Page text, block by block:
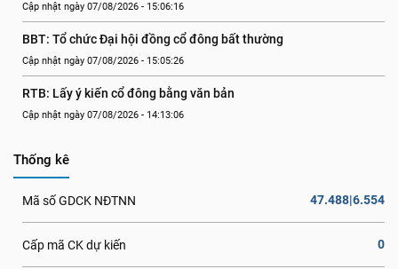
Cập nhật ngày 07/08/2026 - 15:06:16
BBT: Tổ chức Đại hội đồng cổ đông bất thường
Cập nhật ngày 07/08/2026 - 15:05:26
RTB: Lấy ý kiến cổ đông bằng văn bản
Cập nhật ngày 07/08/2026 - 14:13:06
Thống kê
Mã số GDCK NĐTNN 47.488|6.554
Cấp mã CK dự kiến 0